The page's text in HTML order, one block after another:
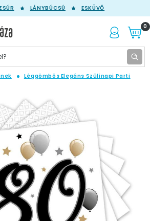
LÁNYBÚCSÚ ESKÜVŐ
0
Léggömbös Elegáns Szülinapi Parti